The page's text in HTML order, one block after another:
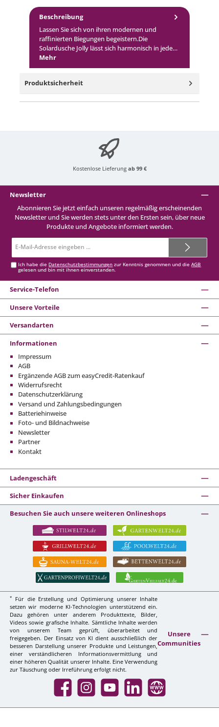
Beschreibung
Lassen Sie sich von ihren modernen und
raffinierten Biegungen begeistern.Die
Solardusche Jolly lässt sich harmonisch in jede…
Mehr
Produktsicherheit
Kostenlose Lieferung ab 99 €
Newsletter
Abonnieren Sie jetzt einfach unseren regelmäßig erscheinenden
Newsletter und Sie werden stets unter den Ersten sein, über neue
Produkte und Angebote informiert werden.
Mail-
Ich habe die Datenschutzbestimmungen zur Kenntnis genommen und dieAGB
gelesen und bin mit ihnen einverstanden.
Service-Telefon
Unsere Vorteile
Versandarten
Informationen
Impressum
AGB
Ergänzende AGB zum easyCredit-Ratenkauf
Widerrufsrecht
Datenschutzerklärung
Versand und Zahlungsbedingungen
Batteriehinweise
Foto- und Bildnachweise
Newsletter
Partner
Kontakt
Ladengeschäft
Sicher Einkaufen
Besuchen Sie auch unsere weiteren Onlineshops
*
Für die Erstellung und Optimierung unserer Inhalte
setzen wir moderne KI-Technologien unterstützend ein.
Dazu gehören unter anderem Produkttexte, Bilder,
Videos sowie grafische Inhalte. Sämtliche Inhalte werden
von unserem Team geprüft, überarbeitet und
freigegeben. Der Einsatz von KI dient ausschließlich der
besseren Darstellung unserer Produkte und Leistungen,
einer verständlicheren Informationsvermittlung und
einer höheren Qualität unserer Inhalte. Eine Verwendung
zur Täuschung oder Irreführung erfolgt nicht.
Unsere
Communities
Facebook InstagramYouTube LinkedIn Website